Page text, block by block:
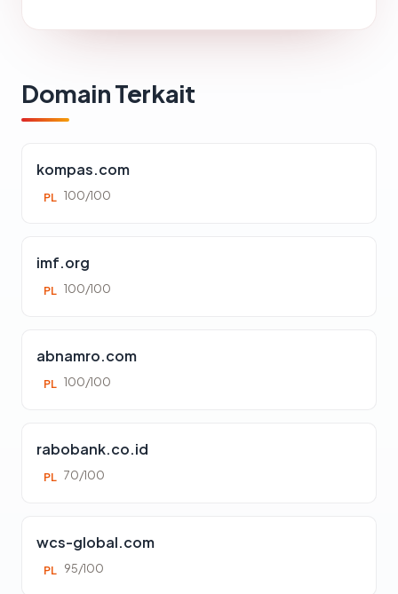
Domain Terkait
kompas.com
PL 100/100
imf.org
PL 100/100
abnamro.com
PL 100/100
rabobank.co.id
PL 70/100
wcs-global.com
PL 95/100